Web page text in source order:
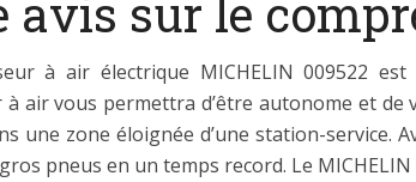
avis sur le
à air électrique MICHELIN 009522
à air vous permettra d’être autonome et
une zone éloignée d’une station-service.
gros pneus en un temps record. Le